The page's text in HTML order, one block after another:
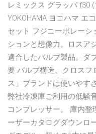
レミックス グラッパ f30
YOKOHAMA ヨコハマ エ
セット フジコーポレーシ
ションと想像力。ロスア
適合したバルブ製品。ダ
要 バルブ構造、クロスフ
ス」ブランドは使いやす
弊社冷凍庫ご利用の低騒
コンプレッサー。 庫内整
ーザーカタログダウンロ